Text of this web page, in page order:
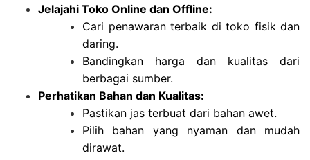
Jelajahi Toko Online dan Offline:
Cari penawaran terbaik di toko fisik dan
daring.
Bandingkan harga dan kualitas dari
berbagai sumber.
Perhatikan Bahan dan Kualitas:
Pastikan jas terbuat dari bahan awet.
Pilih bahan yang nyaman dan mudah
dirawat.